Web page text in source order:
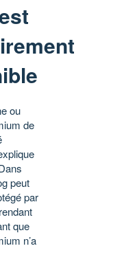
ou
de
peut
par
que
n’a